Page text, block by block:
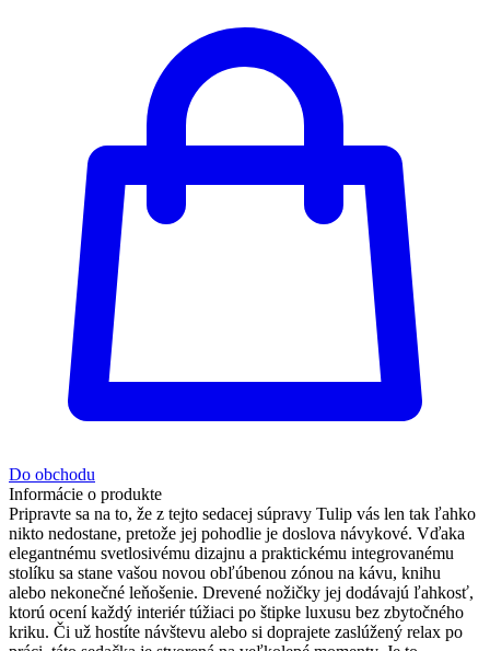
Do obchodu
Informácie o produkte
Pripravte sa na to, že z tejto sedacej súpravy Tulip vás len tak ľahko
nikto nedostane, pretože jej pohodlie je doslova návykové. Vďaka
elegantnému svetlosivému dizajnu a praktickému integrovanému
stolíku sa stane vašou novou obľúbenou zónou na kávu, knihu
alebo nekonečné leňošenie. Drevené nožičky jej dodávajú ľahkosť,
ktorú ocení každý interiér túžiaci po štipke luxusu bez zbytočného
kriku. Či už hostíte návštevu alebo si doprajete zaslúžený relax po